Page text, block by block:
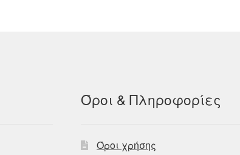
Όροι & Πληροφορίες
Όροι χρήσης